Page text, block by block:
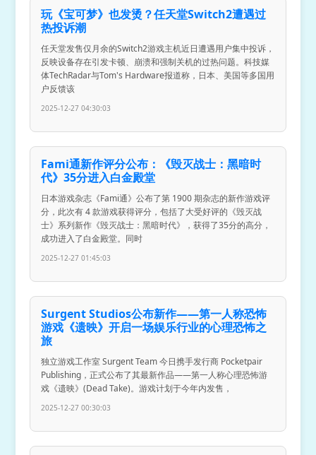
玩《宝可梦》也发烫？任天堂Switch2遭遇过
热投诉潮
任天堂发售仅月余的Switch2游戏主机近日遭遇用户集中投诉，
反映设备存在引发卡顿、崩溃和强制关机的过热问题。科技媒
体TechRadar与Tom's Hardware报道称，日本、美国等多国用
户反馈该
2025-12-27 04:30:03
Fami通新作评分公布：《毁灭战士：黑暗时
代》35分进入白金殿堂
日本游戏杂志《Fami通》公布了第 1900 期杂志的新作游戏评
分，此次有 4 款游戏获得评分，包括了大受好评的《毁灭战
士》系列新作《毁灭战士：黑暗时代》，获得了35分的高分，
成功进入了白金殿堂。同时
2025-12-27 01:45:03
Surgent Studios公布新作——第一人称恐怖
游戏《遗映》开启一场娱乐行业的心理恐怖之
旅
独立游戏工作室 Surgent Team 今日携手发行商 Pocketpair
Publishing，正式公布了其最新作品——第一人称心理恐怖游
戏《遗映》(Dead Take)。游戏计划于今年内发售，
2025-12-27 00:30:03